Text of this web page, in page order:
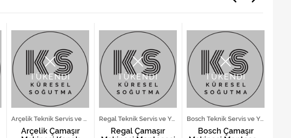
TÜKENDİ
Arçelik Teknik Servis ve Yedek Parça Hizmetleri
Arçelik Çamaşır
TÜKENDİ
Regal Teknik Servis ve Yedek Parça Hizmetleri
Regal Çamaşır
TÜKENDİ
Bosch Teknik Servis ve Yedek Parça Hizmetleri
Bosch Çamaşır